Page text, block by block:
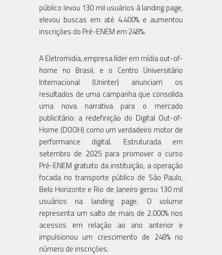
público levou 130 mil usuários à landing page,
elevou buscas em até 4.400% e aumentou
inscrições do Pré-ENEM em 248%.
A Eletromidia, empresa líder em mídia out-of-
home no Brasil, e o Centro Universitário
Internacional (Uninter) anunciam os
resultados de uma campanha que consolida
uma nova narrativa para o mercado
publicitário: a redefinição do Digital Out-of-
Home (DOOH) como um verdadeiro motor de
performance digital. Estruturada em
setembro de 2025 para promover o curso
Pré-ENEM gratuito da instituição, a operação
focada no transporte público de São Paulo,
Belo Horizonte e Rio de Janeiro gerou 130 mil
usuários na landing page. O volume
representa um salto de mais de 2.000% nos
acessos em relação ao ano anterior e
impulsionou um crescimento de 248% no
número de inscrições.